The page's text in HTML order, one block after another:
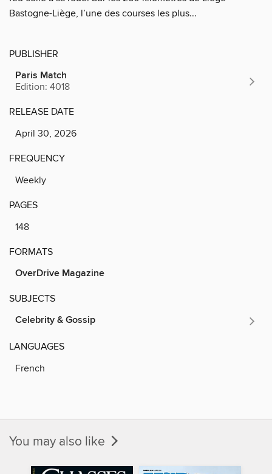
Bastogne-Liège, l’une des courses les plus...
PUBLISHER
Paris Match
Edition: 4018
RELEASE DATE
April 30, 2026
FREQUENCY
Weekly
PAGES
148
FORMATS
OverDrive Magazine
SUBJECTS
Celebrity & Gossip
LANGUAGES
French
You may also like